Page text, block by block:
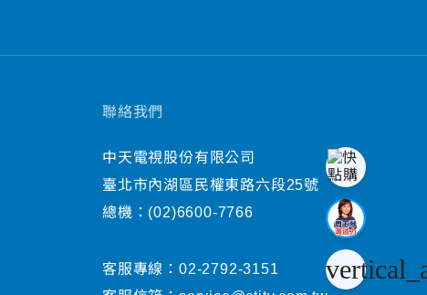
聯絡我們
中天電視股份有限公司
臺北市內湖區民權東路六段25號
總機： (02)6600-7766
客服專線： 02-2792-3151